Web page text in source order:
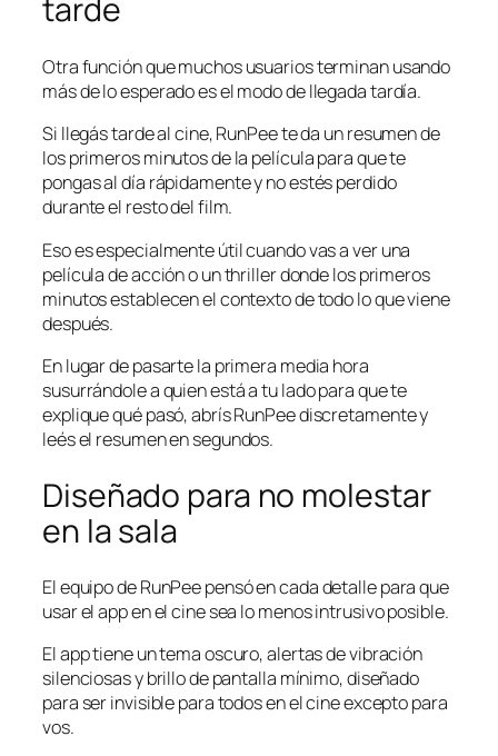
tarde
Otra función que muchos usuarios terminan usando
más de lo esperado es el modo de llegada tardía.
Si llegás tarde al cine, RunPee te da un resumen de
los primeros minutos de la película para que te
pongas al día rápidamente y no estés perdido
durante el resto del film.
Eso es especialmente útil cuando vas a ver una
película de acción o un thriller donde los primeros
minutos establecen el contexto de todo lo que viene
después.
En lugar de pasarte la primera media hora
susurrándole a quien está a tu lado para que te
explique qué pasó, abrís RunPee discretamente y
leés el resumen en segundos.
Diseñado para no molestar
en la sala
El equipo de RunPee pensó en cada detalle para que
usar el app en el cine sea lo menos intrusivo posible.
El app tiene un tema oscuro, alertas de vibración
silenciosas y brillo de pantalla mínimo, diseñado
para ser invisible para todos en el cine excepto para
vos.